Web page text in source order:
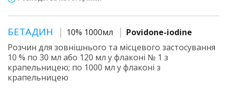
БЕТАДИН 10% 1000мл
Povidone-iodine
Розчин для зовнішнього та місцевого застосування
10 % по 30 мл або 120 мл у флаконі № 1 з
крапельницею; по 1000 мл у флаконі з
крапельницею